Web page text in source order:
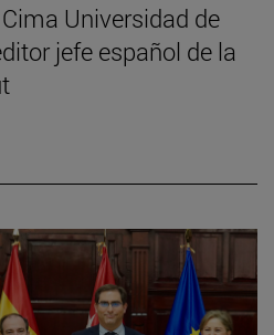
Universidad de
jefe español de la